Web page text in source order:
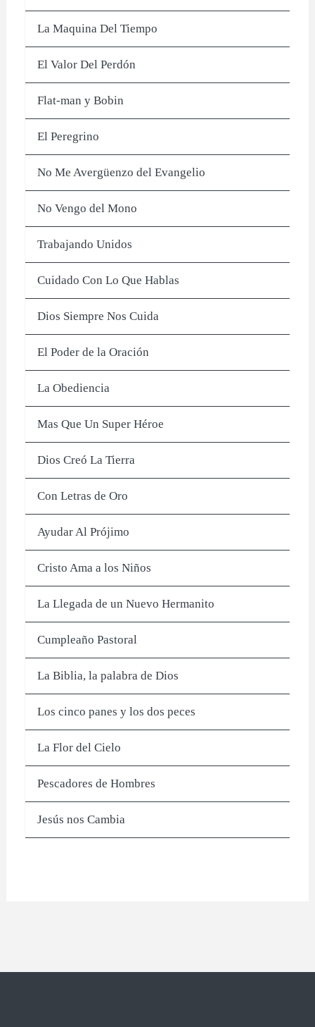
La Maquina Del Tiempo
El Valor Del Perdón
Flat-man y Bobin
El Peregrino
No Me Avergüenzo del Evangelio
No Vengo del Mono
Trabajando Unidos
Cuidado Con Lo Que Hablas
Dios Siempre Nos Cuida
El Poder de la Oración
La Obediencia
Mas Que Un Super Héroe
Dios Creó La Tierra
Con Letras de Oro
Ayudar Al Prójimo
Cristo Ama a los Niños
La Llegada de un Nuevo Hermanito
Cumpleaño Pastoral
La Biblia, la palabra de Dios
Los cinco panes y los dos peces
La Flor del Cielo
Pescadores de Hombres
Jesús nos Cambia